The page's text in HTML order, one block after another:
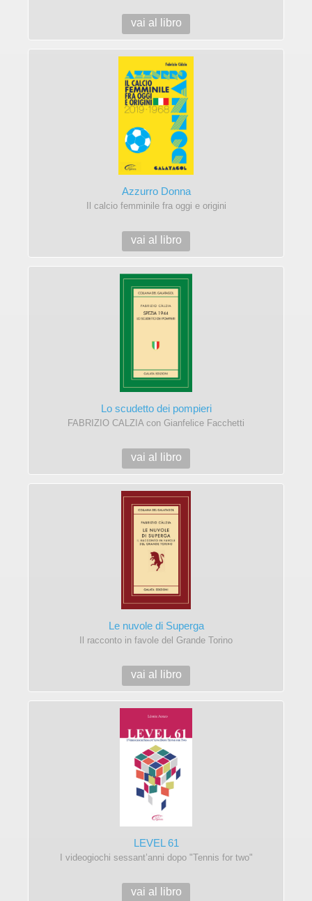
vai al libro
Azzurro Donna
Il calcio femminile fra oggi e origini
vai al libro
Lo scudetto dei pompieri
FABRIZIO CALZIA con Gianfelice Facchetti
vai al libro
Le nuvole di Superga
Il racconto in favole del Grande Torino
vai al libro
LEVEL 61
I videogiochi sessant’anni dopo "Tennis for two"
vai al libro